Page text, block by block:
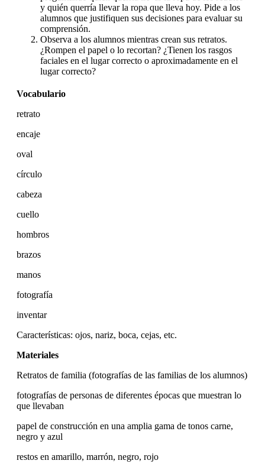
y quién querría llevar la ropa que lleva hoy. Pide a los
alumnos que justifiquen sus decisiones para evaluar su
comprensión.
Observa a los alumnos mientras crean sus retratos.
¿Rompen el papel o lo recortan? ¿Tienen los rasgos
faciales en el lugar correcto o aproximadamente en el
lugar correcto?
Vocabulario
retrato
encaje
oval
círculo
cabeza
cuello
hombros
brazos
manos
fotografía
inventar
Características: ojos, nariz, boca, cejas, etc.
Materiales
Retratos de familia (fotografías de las familias de los alumnos)
fotografías de personas de diferentes épocas que muestran lo
que llevaban
papel de construcción en una amplia gama de tonos carne,
negro y azul
restos en amarillo, marrón, negro, rojo